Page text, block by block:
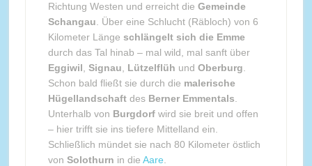
Richtung Westen und erreicht die Gemeinde
Schangau . Über eine Schlucht (Räbloch) von 6
Kilometer Länge schlängelt sich die Emme
durch das Tal hinab – mal wild, mal sanft über
Eggiwil Signau Lützelflüh und Oberburg
Schon bald fließt sie durch die malerische
Hügellandschaftdes Berner Emmentals
Unterhalb von Burgdorfwird sie breit und offen
– hier trifft sie ins tiefere Mittelland ein.
Schließlich mündet sie nach 80 Kilometer östlich
von Solothurn in die Aare